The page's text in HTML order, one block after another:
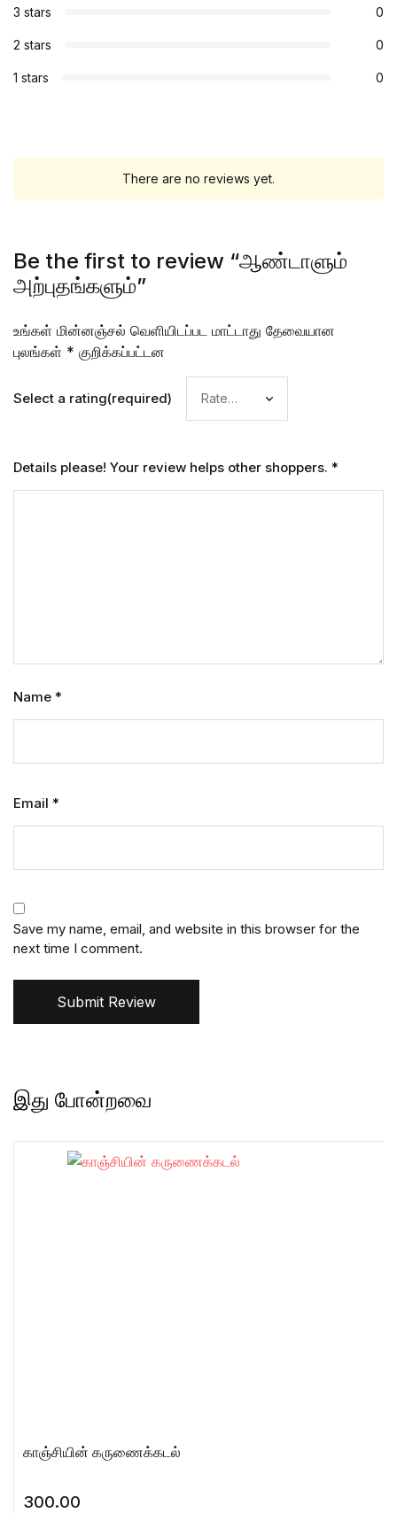
3 stars 0
2 stars 0
1 stars 0
There are no reviews yet.
Be the first to review “ஆண்டாளும்
அற்புதங்களும்”
உங்கள் மின்னஞ்சல் வெளியிடப்பட மாட்டாது தேவையான
புலங்கள் * குறிக்கப்பட்டன
Select a rating(required)
Details please! Your review helps other shoppers. *
Name *
Email *
Save my name, email, and website in this browser for the
next time I comment.
Submit Review
இது போன்றவை
காஞ்சியின் கருணைக்கடல்
300.00